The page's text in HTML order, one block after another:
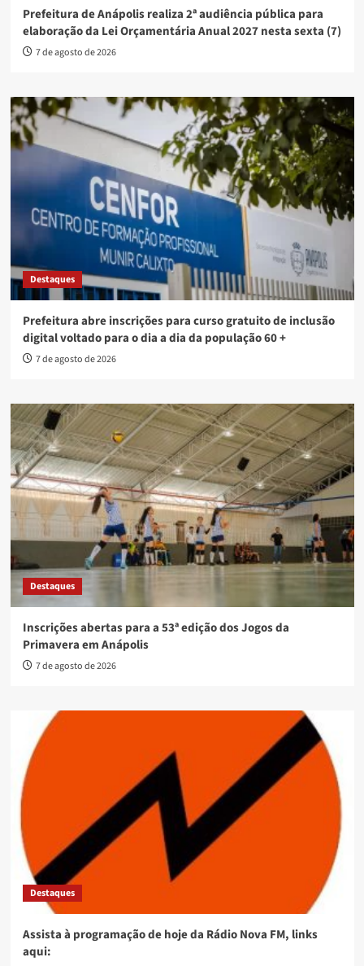
Prefeitura de Anápolis realiza 2ª audiência pública para
elaboração da Lei Orçamentária Anual 2027 nesta sexta (7)
7 de agosto de 2026
Destaques
Prefeitura abre inscrições para curso gratuito de inclusão
digital voltado para o dia a dia da população 60 +
7 de agosto de 2026
Destaques
Inscrições abertas para a 53ª edição dos Jogos da
Primavera em Anápolis
7 de agosto de 2026
Destaques
Assista à programação de hoje da Rádio Nova FM, links
aqui: